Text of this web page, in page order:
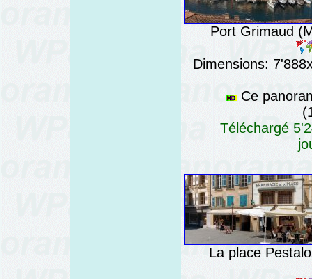
Port Grimaud
Dimensions:
Ce
Téléchargé
La place